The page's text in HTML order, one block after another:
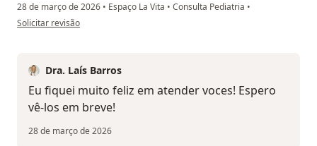
28 de março de 2026 • Espaço La Vita • Consulta Pediatria •
na opinião do utilizador Erica Barros
Solicitar revisão
Dra. Laís Barros
Eu fiquei muito feliz em atender voces! Espero
vê-los em breve!
28 de março de 2026